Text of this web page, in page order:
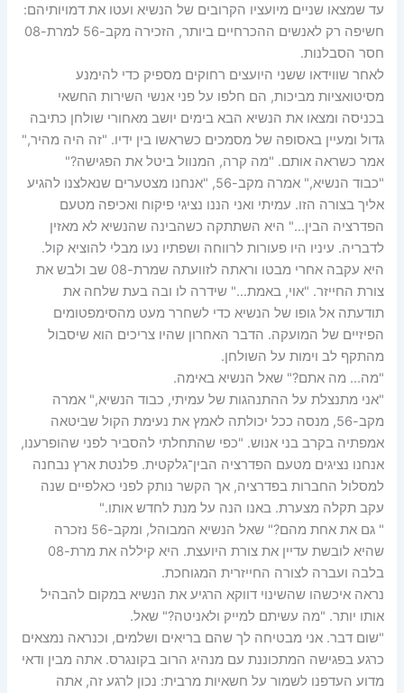
עד שמצאו שניים מיועציו הקרובים של הנשיא ועטו את דמויותיהם:
חשיפה רק לאנשים ההכרחיים ביותר, הזכירה מקב-56 למרת-08
חסר הסבלנות.
לאחר שווידאו ששני היועצים רחוקים מספיק כדי להימנע
מסיטואציות מביכות, הם חלפו על פני אנשי השירות החשאי
בכניסה ומצאו את הנשיא הבא בימים יושב מאחורי שולחן כתיבה
גדול ומעיין באסופה של מסמכים כשראשו בין ידיו. "זה היה מהיר,"
אמר כשראה אותם. "מה קרה, המנוול ביטל את הפגישה?"
"כבוד הנשיא," אמרה מקב-56, "אנחנו מצטערים שנאלצנו להגיע
אליך בצורה הזו. עמיתי ואני הננו נציגי פיקוח ואכיפה מטעם
הפדרציה הבין…" היא השתתקה כשהבינה שהנשיא לא מאזין
לדבריה. עיניו היו פעורות לרווחה ושפתיו נעו מבלי להוציא קול.
היא עקבה אחרי מבטו וראתה לזוועתה שמרת-08 שב ולבש את
צורת החייזר. "אוי, באמת…" שידרה לו ובה בעת שלחה את
תודעתה אל גופו של הנשיא כדי לשחרר מעט מהסימפטומים
הפיזיים של המועקה. הדבר האחרון שהיו צריכים הוא שיסבול
מהתקף לב וימות על השולחן.
"מה… מה אתם?" שאל הנשיא באימה.
"אני מתנצלת על ההתנהגות של עמיתי, כבוד הנשיא," אמרה
מקב-56, מנסה ככל יכולתה לאמץ את נעימת הקול שביטאה
אמפתיה בקרב בני אנוש. "כפי שהתחלתי להסביר לפני שהופרענו,
אנחנו נציגים מטעם הפדרציה הבין־גלקטית. פלנטת ארץ נבחנה
למסלול החברות בפדרציה, אך הקשר נותק לפני כאלפיים שנה
עקב תקלה מצערת. באנו הנה על מנת לחדש אותו."
" גם את אחת מהם?" שאל הנשיא המבוהל, ומקב-56 נזכרה
שהיא לובשת עדיין את צורת היועצת. היא קיללה את מרת-08
בלבה ועברה לצורה החייזרית המגוחכת.
נראה איכשהו שהשינוי דווקא הרגיע את הנשיא במקום להבהיל
אותו יותר. "מה עשיתם למייק ולאניטה?" שאל.
"שום דבר. אני מבטיחה לך שהם בריאים ושלמים, וכנראה נמצאים
כרגע בפגישה המתכוננת עם מנהיג הרוב בקונגרס. אתה מבין ודאי
מדוע העדפנו לשמור על חשאיות מרבית: נכון לרגע זה, אתה